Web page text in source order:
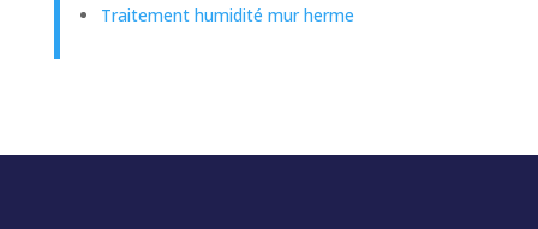
Traitement humidité mur herme